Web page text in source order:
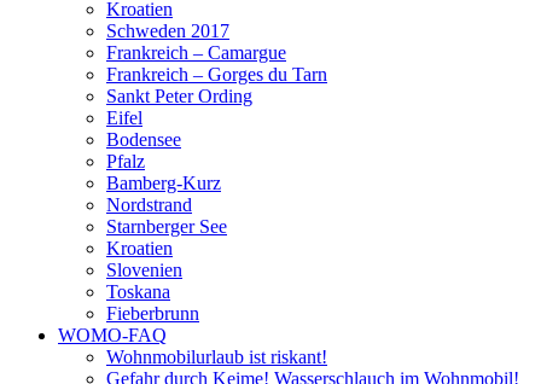
Kroatien
Schweden 2017
Frankreich – Camargue
Frankreich – Gorges du Tarn
Sankt Peter Ording
Eifel
Bodensee
Pfalz
Bamberg-Kurz
Nordstrand
Starnberger See
Kroatien
Slovenien
Toskana
Fieberbrunn
WOMO-FAQ
Wohnmobilurlaub ist riskant!
Gefahr durch Keime! Wasserschlauch im Wohnmobil!